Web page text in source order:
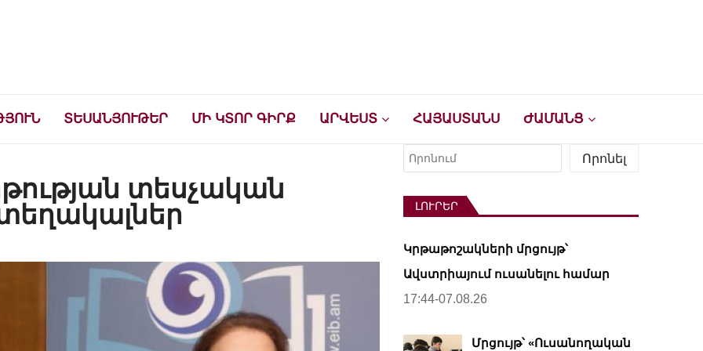
ՏԵՍԱՆՅՈՒԹԵՐ ՄԻ ԿՏՈՐ ԳԻՐՔ ԱՐՎԵՍՏ ՀԱՅԱՍՏԱՆՍ ԺԱՄԱՆՑ
տեսչական
Որոնել
Որոնել
ԼՈՒՐԵՐ
Կրթաթոշակների մրցույթ՝
Ավստրիայում ուսանելու համար
17:44-07.08.26
Մրցույթ՝ «Ուսանողական